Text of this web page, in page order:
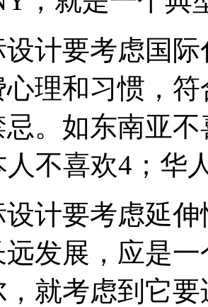
设计要考虑国
理和习惯，
忌。如东南亚
人不喜欢4；华
计要考虑延
远发展，应是
就考虑到它